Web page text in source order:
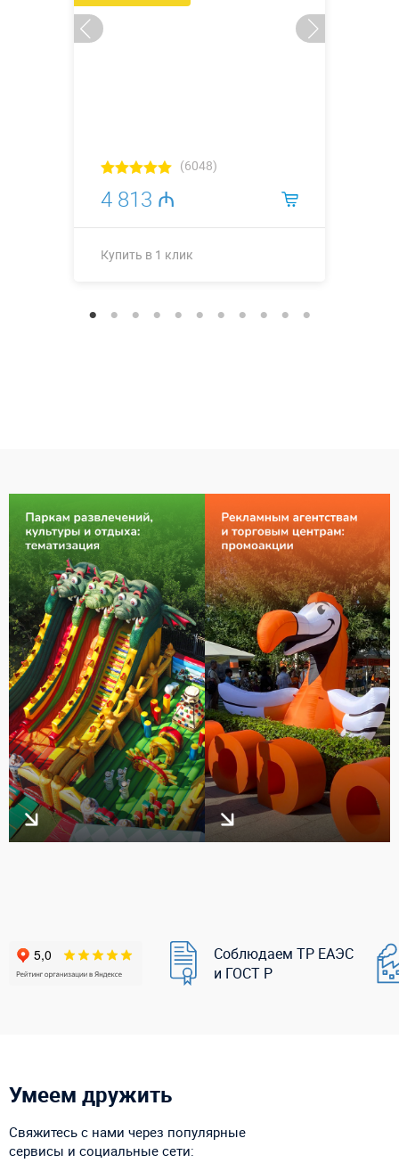
(6048)
4 813 ₼
Купить в 1 клик
Соблюдаем ТР ЕАЭС
и ГОСТ Р
Умеем дружить
Свяжитесь с нами через популярные
сервисы и социальные сети: